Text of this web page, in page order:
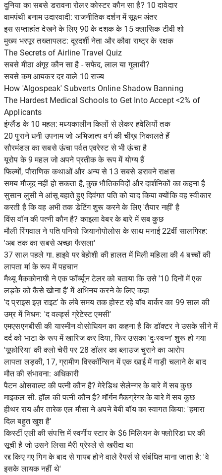
दुनिया का सबसे डरावना रोलर कोस्टर कौन सा है? 10 दावेदार
वामपंथी बनाम उदारवादी: राजनीतिक दर्शन में सूक्ष्म अंतर
इस सप्ताहांत देखने के लिए 90 के दशक के 15 क्लासिक टीवी शो
मुख्य भरपूर तख्तापलट: दूरदर्शी नेता और कौवा राष्ट्र के रक्षक
The Secrets of Airline Travel Quiz
सबसे मीठा अंगूर कौन सा है - सफेद, लाल या गुलाबी?
सबसे कम आयकर दर वाले 10 राज्य
How 'Algospeak' Subverts Online Shadow Banning
The Hardest Medical Schools to Get Into Accept <2% of
Applicants
इंग्लैंड के 10 महल: मध्यकालीन किलों से लेकर हवेलियों तक
20 पुराने धनी उपनाम जो अभिजात्य वर्ग की चीख़ निकालते हैं
सौरमंडल का सबसे ऊंचा पर्वत एवरेस्ट से भी ऊंचा है
यूरोप के 9 महल जो अपने प्रतीक के रूप में योग्य हैं
फिल्मों, पौराणिक कथाओं और अन्य से 13 सबसे डरावने राक्षस
समय मौजूद नहीं हो सकता है, कुछ भौतिकविदों और दार्शनिकों का कहना है
सुसान लुसी ने आंसू बहाते हुए दिवंगत पति को याद किया क्योंकि वह स्वीकार
करती है कि वह अभी तक डेटिंग शुरू करने के लिए 'तैयार नहीं' है
विंस वॉन की पत्नी कौन है? काइला वेबर के बारे में सब कुछ
मौली रिंगवाल ने पति पनियो जियानोपोलोस के साथ मनाई 22वीं सालगिरह:
'अब तक का सबसे अच्छा फैसला'
37 साल पहले गा. हाइवे पर बेहोशी की हालत में मिली महिला की 4 बच्चों की
लापता मां के रूप में पहचान
मैथ्यू मैककोनाघी ने एक फॉर्च्यून टेलर को बताया कि उसे '10 दिनों में एक
लड़के को कैसे खोना है' में अभिनय करने के लिए कहा
'द प्राइस इज़ राइट' के लंबे समय तक होस्ट रहे बॉब बार्कर का 99 साल की
उम्र में निधन: 'द वर्ल्ड्स ग्रेटेस्ट एमसी'
एमएसएनबीसी की यास्मीन वोसोघियन का कहना है कि डॉक्टर ने उसके सीने में
दर्द को भाटा के रूप में खारिज कर दिया, फिर उसका 'दुःस्वप्न' शुरू हो गया
'यूफोरिया' की क्लो चेरी पर 28 डॉलर का ब्लाउज चुराने का आरोप
लापता लड़की, 17, ग्रामीण विस्कॉन्सिन में एक खाई में गाड़ी चलाने के बाद
मौत की संभावना: अधिकारी
पैटन ओसवाल्ट की पत्नी कौन है? मेरेडिथ सेलेन्गर के बारे में सब कुछ
माइकल सी. हॉल की पत्नी कौन है? मॉर्गन मैकग्रेगर के बारे में सब कुछ
हीथर राय और तारेक एल मौसा ने अपने बेबी बॉय का स्वागत किया: 'हमारा
दिल बहुत खुश है'
किर्स्टी एली की संपत्ति में स्वर्गीय स्टार के $6 मिलियन के फ्लोरिडा घर की
सूची है जो उसने लिसा मैरी प्रेस्ले से खरीदा था
रद्द किए गए गिग के बाद से गायब होने वाले रैपर्स से संबंधित माना जाता है: 'वे
इसके लायक नहीं थे'